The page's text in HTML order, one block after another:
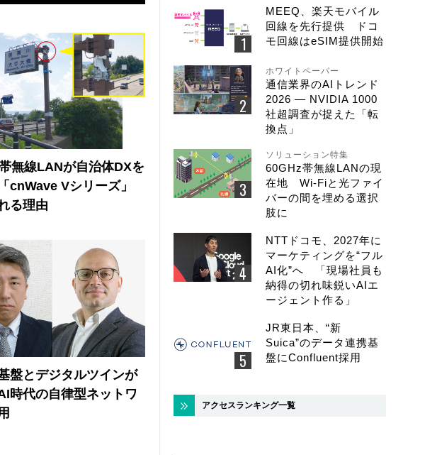
無線LANが自治体DXを
cnWave Vシリーズ」
る理由
盤とデジタルツインが
時代の自律型ネットワ
MEEQ、楽天モバイル
回線を先行提供 ドコ
モ回線はeSIM提供開始
ホワイトペーパー
通信業界のAIトレンド
2026 ― NVIDIA 1000
社超調査が捉えた「転
換点」
ソリューション特集
60GHz帯無線LANの現
在地 Wi-Fiと光ファイ
バーの間を埋める選択
肢に
NTTドコモ、2027年に
マーケティングを“フル
AI化”へ 「現場社員も
納得の切れ味鋭いAIエ
ージェント作る」
JR東日本、“新
Suica”のデータ連携基
盤にConfluent採用
アクセスランキング一覧